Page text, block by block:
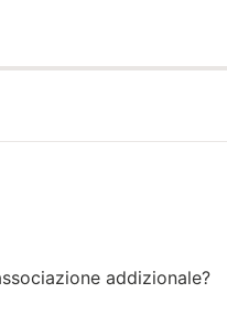
addizionale?